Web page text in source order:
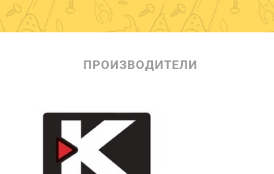
ПРОИЗВОДИТЕЛИ